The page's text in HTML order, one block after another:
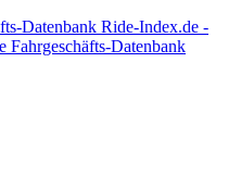
Ride-Index.de -
Fahrgeschäfts-Datenbank